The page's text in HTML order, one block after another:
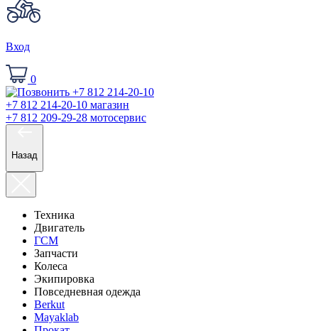
Вход
0
+7 812 214-20-10 магазин
+7 812 209-29-28 мотосервис
Назад
Техника
Двигатель
ГСМ
Запчасти
Колеса
Экипировка
Повседневная одежда
Berkut
Mayaklab